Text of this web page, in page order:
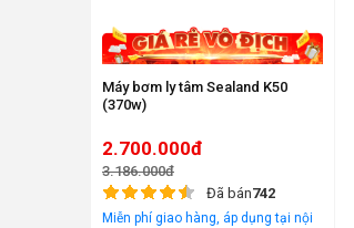
Máy bơm ly tâm Sealand K50
(370w)
2.700.000đ
3.186.000đ
Đã bán742
Miễn phí giao hàng, áp dụng tại nội